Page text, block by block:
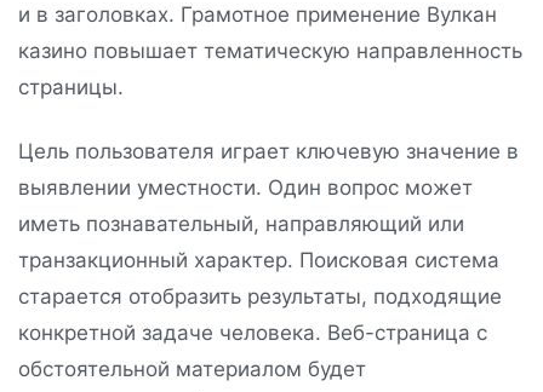
и в заголовках. Грамотное применение Вулкан
казино повышает тематическую направленность
страницы.
Цель пользователя играет ключевую значение в
выявлении уместности. Один вопрос может
иметь познавательный, направляющий или
транзакционный характер. Поисковая система
старается отобразить результаты, подходящие
конкретной задаче человека. Веб-страница с
обстоятельной материалом будет